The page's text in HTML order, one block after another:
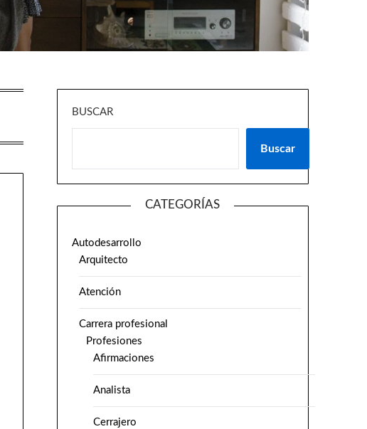
BUSCAR
Buscar
CATEGORÍAS
Autodesarrollo
Arquitecto
Atención
Carrera profesional
Profesiones
Afirmaciones
Analista
Cerrajero